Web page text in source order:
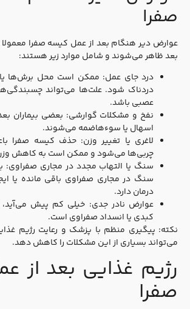
صفرا
عوارض دیر هنگام بعد از عمل کیسه صفرا معمولا
بعد ظاهر می‌شوند و شامل موارد زیر هستند:
درد جای عمل: ممکن است محل برش‌ها یا
دردناک شود. علت‌ها می‌تواند چسبندگی‌های
عصبی باشد.
نفخ و مشکلات گوارشی: بعضی بیماران بعد
اسهال یا سوءهاضمه می‌شوند.
لاغری یا تغییر وزن: حذف کیسه صفرا
چربی‌ها می‌شود و ممکن است به کاهش وزن
سنگ یا التهاب مجدد در مجاری صفراوی:
سنگ در مجاری صفراوی باقی مانده یا
درمان دارد.
عوارض نادر جدی: خیلی کم پیش می‌آید،
کبدی یا انسداد صفراوی است.
نکته: پیگیری منظم با پزشک و رعایت رژیم
می‌تواند بسیاری از این مشکلات را کاهش دهد.
رژیم غذایی بعد از
صفرا